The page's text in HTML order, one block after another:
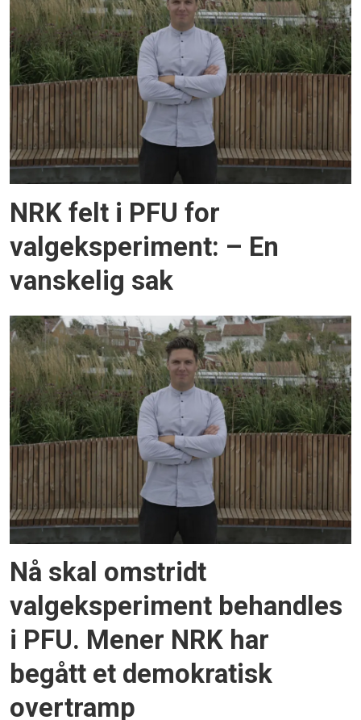
NRK felt i PFU for
valgeksperiment: – En
vanskelig sak
Nå skal omstridt
valgeksperiment behandles
i PFU. Mener NRK har
begått et demokratisk
overtramp